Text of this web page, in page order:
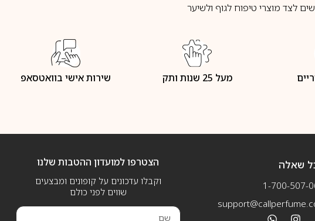
לצד מוצרי טיפוח לגוף ולשיער
מעל 25 שנות ותק שירות אישי בוואטסאפ
שאלה
1-700-507-
הצטרפו למועדון ההטבות שלנו
וקבלו עדכונים על קופונים ומבצעים
שווים לפני כולם